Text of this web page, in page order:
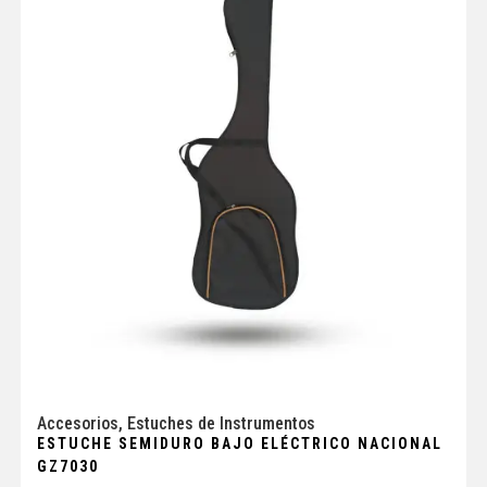
Accesorios, Estuches de Instrumentos
ESTUCHE SEMIDURO BAJO ELÉCTRICO NACIONAL
GZ7030